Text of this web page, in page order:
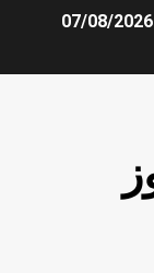
07/08/2026